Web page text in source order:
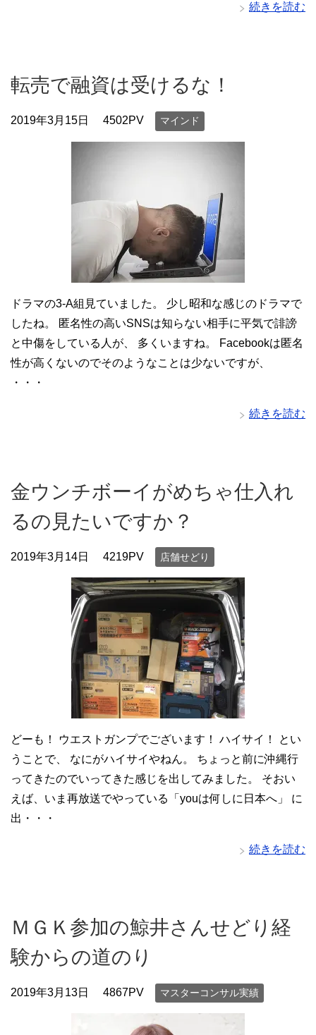
続きを読む
転売で融資は受けるな！
2019年3月15日 4502PV マインド
ドラマの3-A組見ていました。 少し昭和な感じのドラマで
したね。 匿名性の高いSNSは知らない相手に平気で誹謗
と中傷をしている人が、 多くいますね。 Facebookは匿名
性が高くないのでそのようなことは少ないですが、
・・・
続きを読む
金ウンチボーイがめちゃ仕入れ
るの見たいですか？
2019年3月14日 4219PV 店舗せどり
どーも！ ウエストガンプでございます！ ハイサイ！ とい
うことで、 なにがハイサイやねん。 ちょっと前に沖縄行
ってきたのでいってきた感じを出してみました。 そおい
えば、いま再放送でやっている「youは何しに日本へ」 に
出・・・
続きを読む
ＭＧＫ参加の鯨井さんせどり経
験からの道のり
2019年3月13日 4867PV マスターコンサル実績